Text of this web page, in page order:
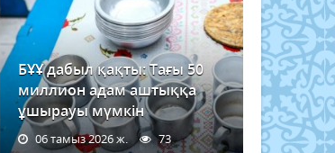
БҰҰ дабыл қақты: Тағы 50
миллион адам аштыққа
ұшырауы мүмкін
06 тамыз 2026 ж. 73